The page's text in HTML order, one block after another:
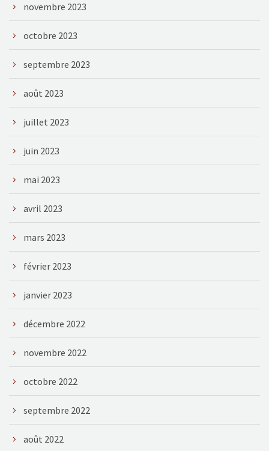
novembre 2023
octobre 2023
septembre 2023
août 2023
juillet 2023
juin 2023
mai 2023
avril 2023
mars 2023
février 2023
janvier 2023
décembre 2022
novembre 2022
octobre 2022
septembre 2022
août 2022